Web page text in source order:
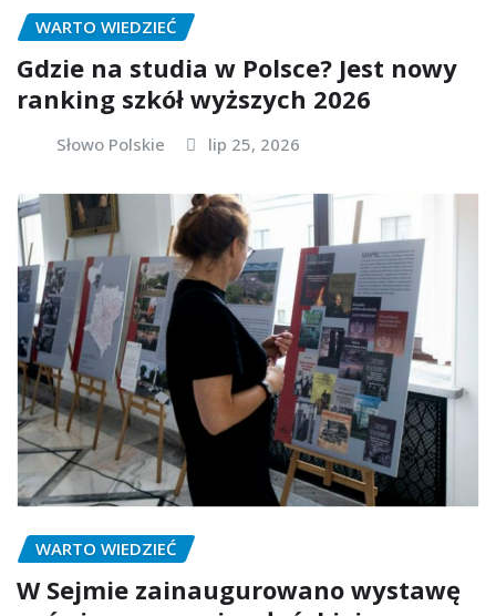
WARTO WIEDZIEĆ
Gdzie na studia w Polsce? Jest nowy
ranking szkół wyższych 2026
Słowo Polskie lip 25, 2026
WARTO WIEDZIEĆ
W Sejmie zainaugurowano wystawę